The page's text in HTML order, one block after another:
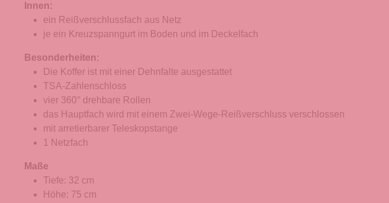
Innen:
ein Reißverschlussfach aus Netz
je ein Kreuzspanngurt im Boden und im Deckelfach
Besonderheiten:
Die Koffer ist mit einer Dehnfalte ausgestattet
TSA-Zahlenschloss
vier 360° drehbare Rollen
das Hauptfach wird mit einem Zwei-Wege-Reißverschluss verschlossen
mit arretierbarer Teleskopstange
1 Netzfach
Maße
Tiefe: 32 cm
Höhe: 75 cm